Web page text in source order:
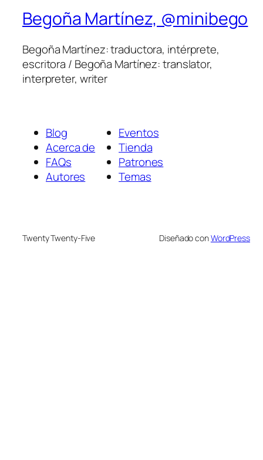
Begoña Martínez, @minibego
Begoña Martínez: traductora, intérprete,
escritora / Begoña Martínez: translator,
interpreter, writer
Blog
Acerca de
FAQs
Autores
Eventos
Tienda
Patrones
Temas
Twenty Twenty-Five Diseñado conWordPress